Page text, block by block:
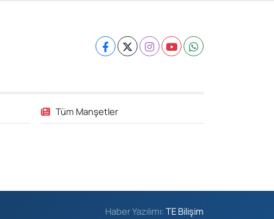
Halıcıoğlu Mahallesi Tunç Sokak 1 A Çıksalın,Alev
Acıbadem Mahallesi Acıbadem Caddesi 76 A İŞ
Portakal Eczanesi
Anadolu Mahallesi Necip Fazıl Caddesi 58 A 2. CAMİNİN
(YEŞİL CAMİ) 100 METRE İLERİSİ- BAKLAVACI
Tüm Manşetler
Haber Yazılımı:TE Bilişim